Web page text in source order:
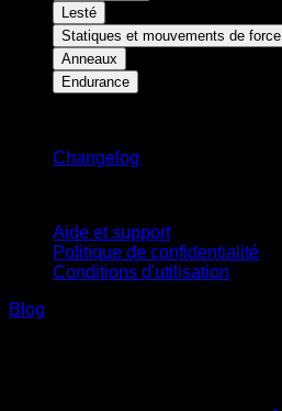
Lesté
Statiques et mouvements de force
Anneaux
Endurance
Changelog
Aide et support
Politique de confidentialité
Conditions d'utilisation
Blog